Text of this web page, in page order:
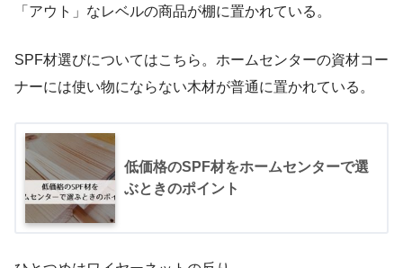
「アウト」なレベルの商品が棚に置かれている。
SPF材選びについてはこちら。ホームセンターの資材コー
ナーには使い物にならない木材が普通に置かれている。
低価格のSPF材をホームセンターで選
ぶときのポイント